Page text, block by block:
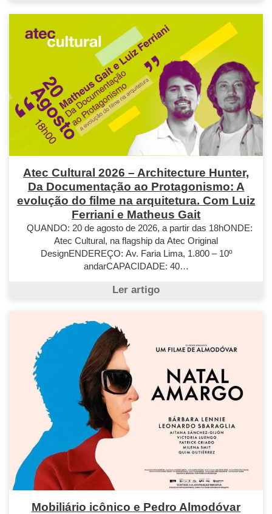
Atec Cultural 2026 – Architecture Hunter,
Da Documentação ao Protagonismo: A
evolução do filme na arquitetura. Com Luiz
Ferriani e Matheus Gait
QUANDO: 20 de agosto de 2026, a partir das 18hONDE:
Atec Cultural, na flagship da Atec Original
DesignENDEREÇO: Av. Faria Lima, 1.800 – 10º
andarCAPACIDADE: 40…
Ler artigo
Mobiliário icônico e Pedro Almodóvar